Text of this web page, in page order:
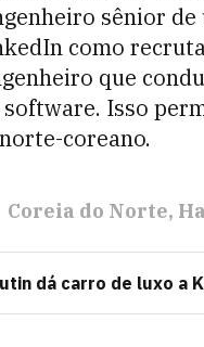
sênior
como
que
Isso
coreano.
Coreia do Norte
dá carro de luxo a